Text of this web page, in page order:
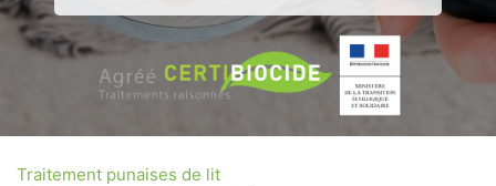
Traitement punaises de lit